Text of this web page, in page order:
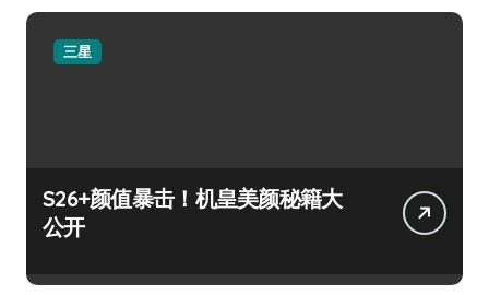
三星
S26+颜值暴击！机皇美颜秘籍大
公开